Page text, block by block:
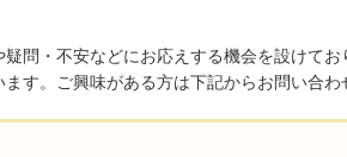
問・不安などにお応えする機会を設けて
す。ご興味がある方は下記からお問い合わ